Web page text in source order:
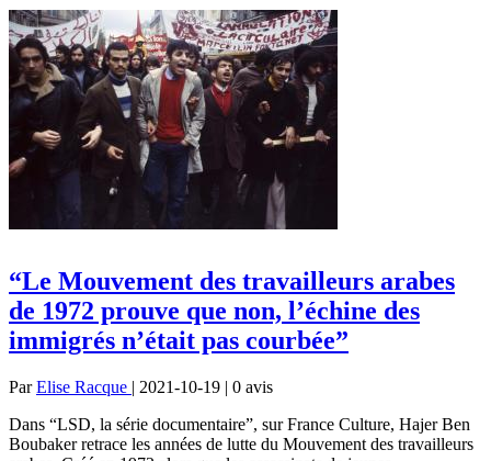
“Le Mouvement des travailleurs arabes
de 1972 prouve que non, l’échine des
immigrés n’était pas courbée”
ParElise Racque | 2021-10-19 | 0 avis
Dans “LSD, la série documentaire”, sur France Culture, Hajer Ben
Boubaker retrace les années de lutte du Mouvement des travailleurs